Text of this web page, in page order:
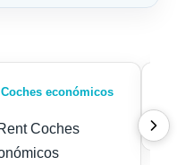
Coches económicos